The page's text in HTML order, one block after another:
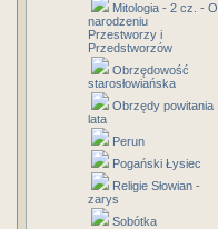
Mitologia - 2 cz. - O
narodzeniu
Przestworzy i
Przedstworzów
Obrzędowość
starosłowiańska
Obrzędy powitania
lata
Perun
Pogański Łysiec
Religie Słowian -
zarys
Sobótka